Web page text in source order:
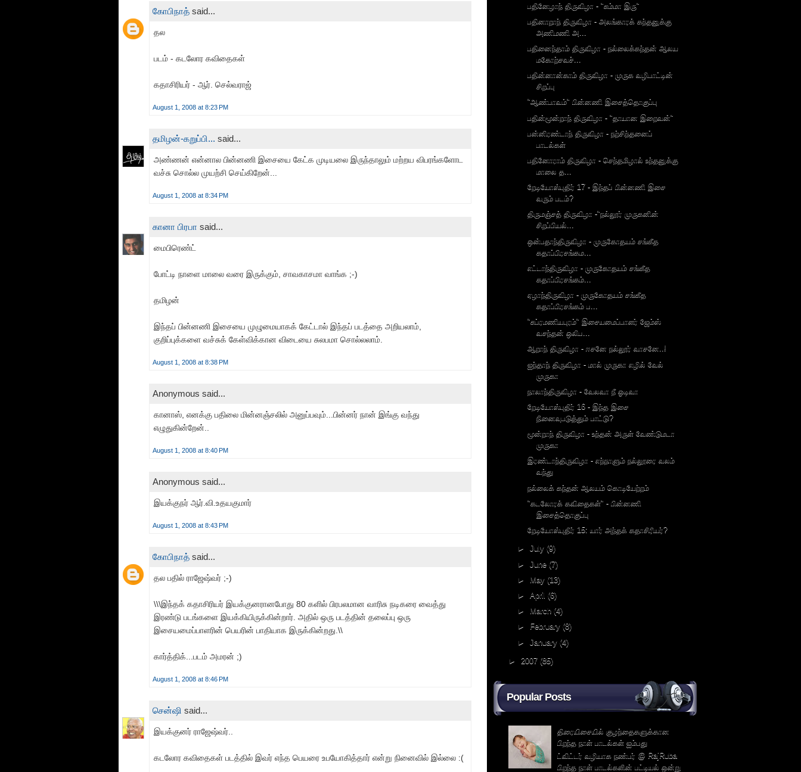
கோபிநாத் said...
தல
படம் - கடலோர கவிதைகள்
கதாசிரியர் - ஆர். செல்வராஜ்
August 1, 2008 at 8:23 PM
தமிழன்-கறுப்பி... said...
அண்ணன் என்னால பின்னணி இசையை கேட்க முடியலை இருந்தாலும் மற்றய விபரங்களோட
வச்சு சொல்ல முயற்சி செய்கிறேன்...
August 1, 2008 at 8:34 PM
கானா பிரபா said...
மைபிரெண்ட்
போட்டி நாளை மாலை வரை இருக்கும், சாவகாசமா வாங்க ;-)
தமிழன்
இந்தப் பின்னணி இசையை முழுமையாகக் கேட்டால் இந்தப் படத்தை அறியலாம்,
குறிப்புக்களை வச்சுக் கேள்விக்கான விடையை சுலபமா சொல்லலாம்.
August 1, 2008 at 8:38 PM
Anonymous said...
கானாஸ், எனக்கு பதிலை மின்னஞ்சலில் அனுப்பவும்...பின்னர் நான் இங்கு வந்து
எழுதுகின்றேன்..
August 1, 2008 at 8:40 PM
Anonymous said...
இயக்குநர் ஆர்.வி.உதயகுமார்
August 1, 2008 at 8:43 PM
கோபிநாத் said...
தல பதில் ராஜேஷ்வர் ;-)
\\\இந்தக் கதாசிரியர் இயக்குனரானபோது 80 களில் பிரபலமான வாரிசு நடிகரை வைத்து
இரண்டு படங்களை இயக்கியிருக்கின்றார். அதில் ஒரு படத்தின் தலைப்பு ஒரு
இசையமைப்பாளரின் பெயரின் பாதியாக இருக்கின்றது.\\
கார்த்திக்...படம் அமரன் ;)
August 1, 2008 at 8:46 PM
சென்ஷி said...
இயக்குனர் ராஜேஷ்வர்..
கடலோர கவிதைகள் படத்தில் இவர் எந்த பெயரை உபயோகித்தார் என்று நினைவில் இல்லை :(
பதினேழாந் திருவிழா - "சும்மா இரு"
பதினாறாந் திருவிழா - அலங்காரக் கந்தனுக்கு
அணிமணி அ...
பதினைந்தாம் திருவிழா - நல்லைக்கந்தன் ஆலய
மகோற்சவச்...
பதின்னான்காம் திருவிழா - முருக வழிபாட்டின்
சிறப்பு
"ஆண்பாவம்" பின்னணி இசைத்தொகுப்பு
பதின்மூன்றாந் திருவிழா - "தாயான இறைவன்"
பன்னிரண்டாந் திருவிழா - நற்சிந்தனைப்
பாடல்கள்
பதினோராம் திருவிழா - செந்தமிழால் உந்தனுக்கு
மாலை த...
றேடியோஸ்புதிர் 17 - இந்தப் பின்னணி இசை
வரும் படம்?
திருமஞ்சத் திருவிழா -"நல்லூர் முருகனின்
சிறப்பியல்...
ஒன்பதாந்திருவிழா - முருகோதயம் சங்கீத
கதாப்பிரசங்கம...
எட்டாந்திருவிழா - முருகோதயம் சங்கீத
கதாப்பிரசங்கம்...
ஏழாந்திருவிழா - முருகோதயம் சங்கீத
கதாப்பிரசங்கம் ப...
"சுப்ரமணியபுரம்" இசையமைப்பாளர் ஜேம்ஸ்
வசந்தன் ஒலிப...
ஆறாந் திருவிழா - ஈசனே நல்லூர் வாசனே..!
ஐந்தாந் திருவிழா - மால் முருகா எழில் வேல்
முருகா
நாலாந்திருவிழா - வேலவா நீ ஓடிவா
றேடியோஸ்புதிர் 16 - இந்த இசை
நினைவுபடுத்தும் பாட்டு?
மூன்றாந் திருவிழா - உந்தன் அருள் வேண்டுமடா
முருகா
இரண்டாந்திருவிழா - எந்நாளும் நல்லூரை வலம்
வந்து
நல்லைக் கந்தன் ஆலயம் கொடியேற்றம்
"கடலோரக் கவிதைகள்" - பின்னணி
இசைத்தொகுப்பு
றேடியோஸ்புதிர் 15: யார் அந்தக் கதாசிரியர்?
►July (9)
►
June (7)
►
May (13)
► April (6)
►
March (4)
►
February (8)
►
January (4)
► 2007 (85)
Popular Posts
திரையிசையில் குழந்தைகளுக்கான
பிறந்த நாள் பாடல்கள் ஐம்பது
ட்விட்டர் வழியாக நண்பர் @ RajRuba
பிறந்த நாள் பாடல்களின் பட்டியல் ஒன்று